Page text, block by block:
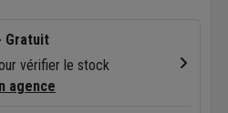
Gratuit
vérifier le stock
agence